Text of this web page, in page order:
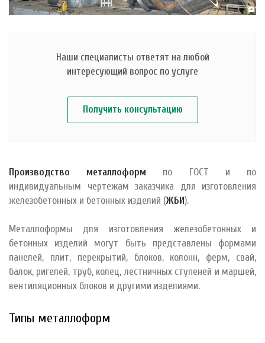
Наши специалисты ответят на любой
интересующий вопрос по услуге
Получить консультацию
Производство металлоформ по ГОСТ и по
индивидуальным чертежам заказчика для изготовления
железобетонных и бетонных изделий (ЖБИ).
Металлоформы для изготовления железобетонных и
бетонных изделий могут быть представлены формами
панелей, плит, перекрытий, блоков, колонн, ферм, свай,
балок, ригелей, труб, колец, лестничных ступеней и маршей,
вентиляционных блоков и другими изделиями.
Типы металлоформ